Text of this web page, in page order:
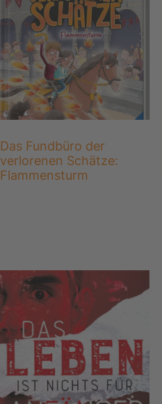
Das Fundbüro der
verlorenen Schätze:
Flammensturm